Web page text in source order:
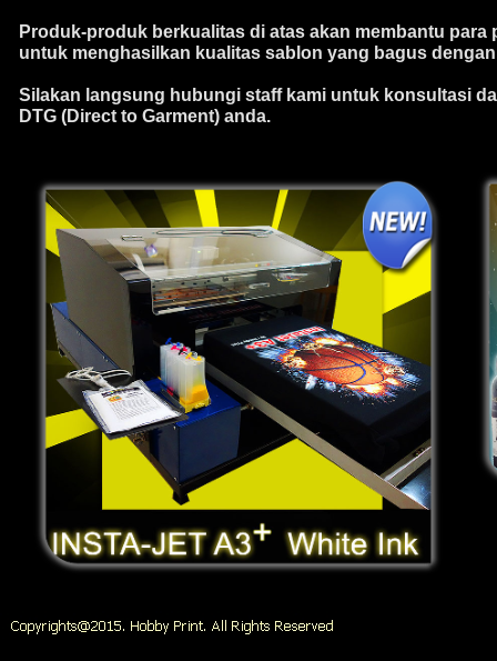
Produk-produk berkualitas di atas akan membantu
untuk menghasilkan kualitas sablon yang bagus
Silakan langsung hubungi staff kami untuk konsultasi
DTG (Direct to Garment) anda.